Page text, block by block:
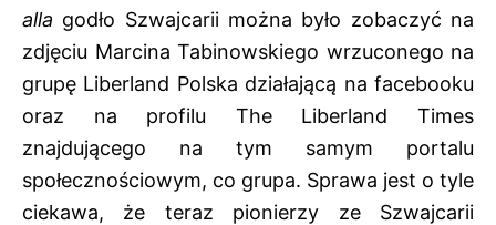
alla godło Szwajcarii można było zobaczyć na
zdjęciu Marcina Tabinowskiego wrzuconego na
grupę Liberland Polska działającą na facebooku
oraz na profilu The Liberland Times
znajdującego na tym samym portalu
społecznościowym, co grupa. Sprawa jest o tyle
ciekawa, że teraz pionierzy ze Szwajcarii